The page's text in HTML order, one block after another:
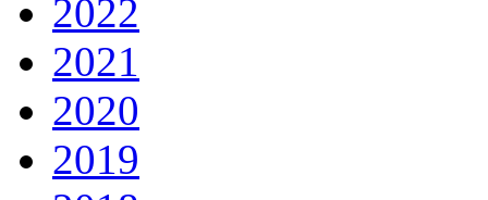
2022
2021
2020
2019